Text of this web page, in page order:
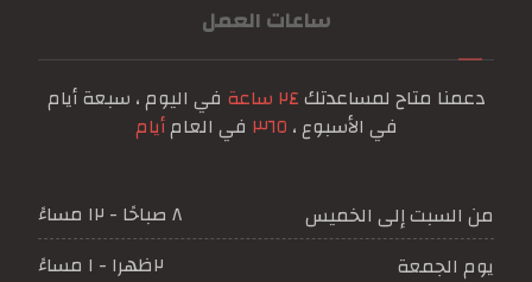
ساعات العمل
دعمنا متاح لمساعدتك٢٤ ساعة
في اليوم ، سبعة أيام
في الأسبوع ، ٣٦٥ في العامأيام
من السبت إلى الخميس
٨ صباحًا - ١٢ مساءً
يوم الجمعة
٢ظهرا - ١ مساءً